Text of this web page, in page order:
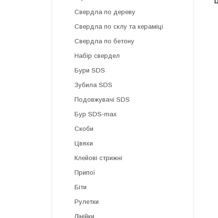
Свердла по дереву
Свердла по склу та кераміці
Свердла по бетону
Набір свердел
Бури SDS
Зубила SDS
Подовжувачі SDS
Бур SDS-max
Скоби
Цвяхи
Клейові стрижні
Припої
Біти
Рулетки
Лінійки